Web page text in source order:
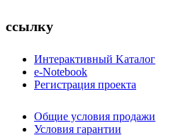
ссылку
Интерактивный Kаталог
e-Notebook
Регистрация проекта
Общие условия продажи
Условия гарантии